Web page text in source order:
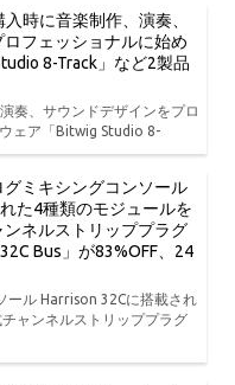
時に音楽制作、演奏、
フェッショナルに始め
8-Track」など2製品
奏、サウンドデザインをプロ
ェア「Bitwig Studio 8-
グミキシングコンソール
た4種類のモジュールを
ネルストリッププラグ
Bus」が83%OFF、24
ール Harrison 32Cに搭載され
ャンネルストリッププラグ